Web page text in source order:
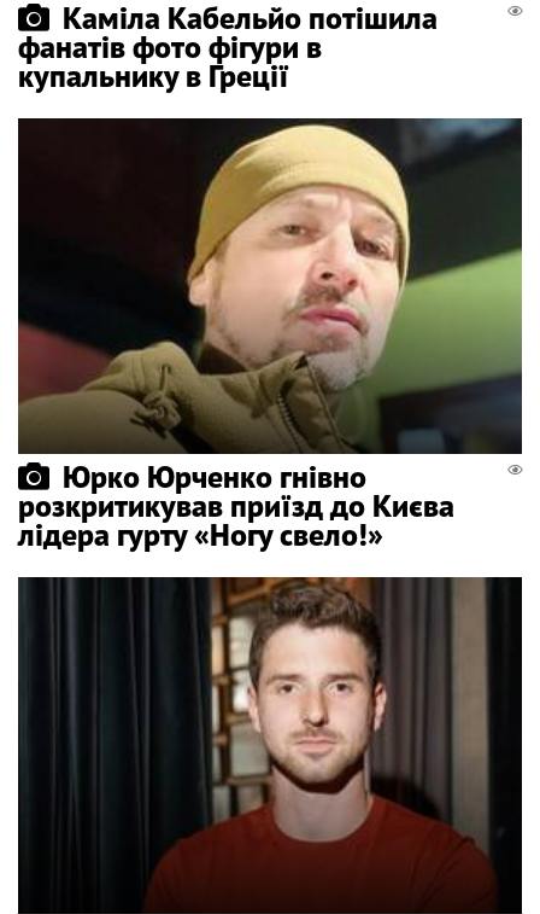
Каміла Кабельйо потішила
фанатів фото фігури в
купальнику в Греції
Юрко Юрченко гнівно
розкритикував приїзд до Києва
лідера гурту «Ногу свело!»